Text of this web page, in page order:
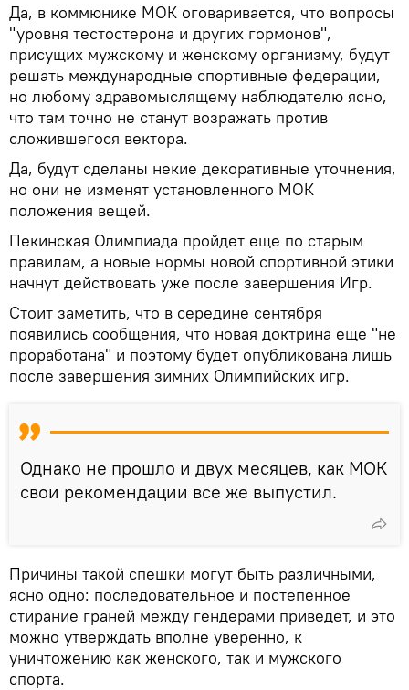
Да, в коммюнике МОК оговаривается, что вопросы
"уровня тестостерона и других гормонов",
присущих мужскому и женскому организму, будут
решать международные спортивные федерации,
но любому здравомыслящему наблюдателю ясно,
что там точно не станут возражать против
сложившегося вектора.
Да, будут сделаны некие декоративные уточнения,
но они не изменят установленного МОК
положения вещей.
Пекинская Олимпиада пройдет еще по старым
правилам, а новые нормы новой спортивной этики
начнут действовать уже после завершения Игр.
Стоит заметить, что в середине сентября
появились сообщения, что новая доктрина еще "не
проработана" и поэтому будет опубликована лишь
после завершения зимних Олимпийских игр.
Однако не прошло и двух месяцев, как МОК
свои рекомендации все же выпустил.
Причины такой спешки могут быть различными,
ясно одно: последовательное и постепенное
стирание граней между гендерами приведет, и это
можно утверждать вполне уверенно, к
уничтожению как женского, так и мужского
спорта.